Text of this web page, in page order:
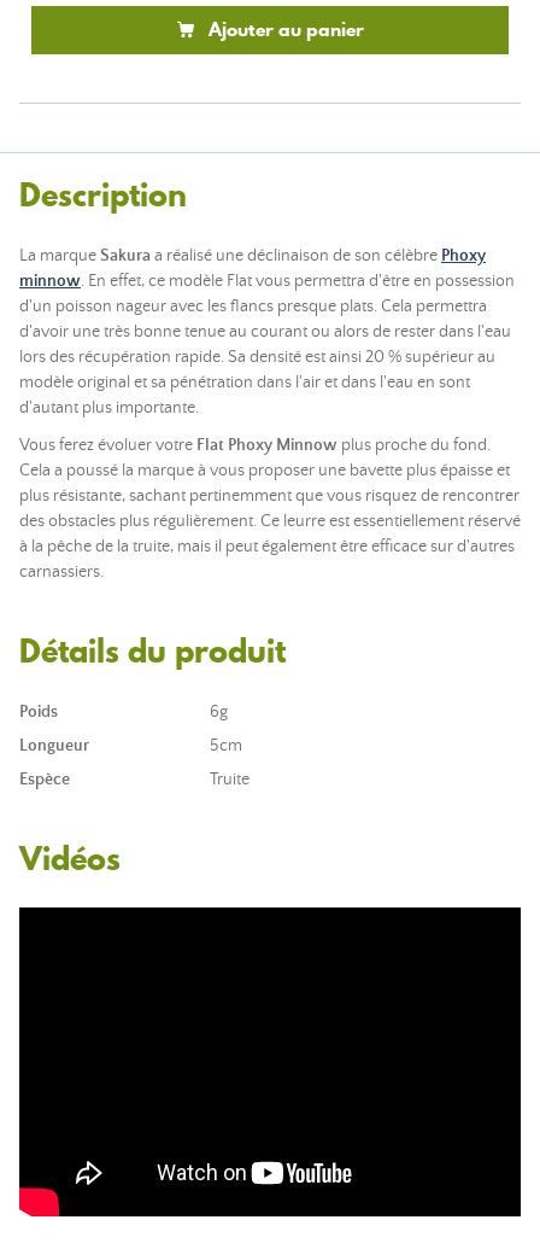
Ajouter au panier
Description
La marqueSakura a réalisé une déclinaison de son célèbre Phoxy
minnow. En effet, ce modèle Flat vous permettra d'être en possession
d'un poisson nageur avec les flancs presque plats. Cela permettra
d'avoir une très bonne tenue au courant ou alors de rester dans l'eau
lors des récupération rapide. Sa densité est ainsi 20 % supérieur au
modèle original et sa pénétration dans l'air et dans l'eau en sont
d'autant plus importante.
Vous ferez évoluer votre Flat Phoxy Minnow plus proche du fond.
Cela a poussé la marque à vous proposer une bavette plus épaisse et
plus résistante, sachant pertinemment que vous risquez de rencontrer
des obstacles plus régulièrement. Ce leurre est essentiellement réservé
à la pêche de la truite, mais il peut également être efficace sur d'autres
carnassiers.
Détails du produit
Poids
6g
Longueur
5cm
Espèce
Truite
Vidéos